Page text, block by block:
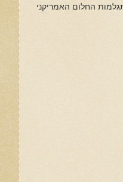
החלום האמריקני